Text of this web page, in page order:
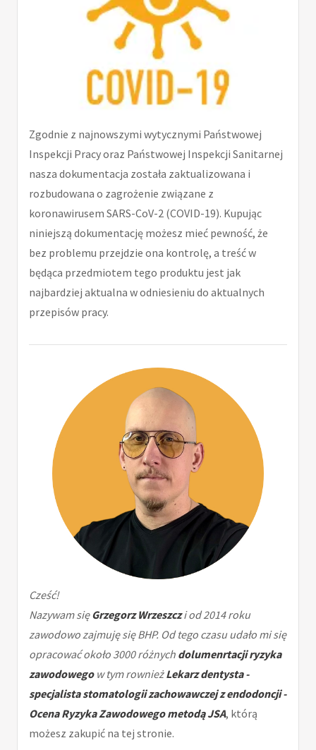
Zgodnie z najnowszymi wytycznymi Państwowej
Inspekcji Pracy oraz Państwowej Inspekcji Sanitarnej
nasza dokumentacja została zaktualizowana i
rozbudowana o zagrożenie związane z
koronawirusem SARS-CoV-2 (COVID-19). Kupując
niniejszą dokumentację możesz mieć pewność, że
bez problemu przejdzie ona kontrolę, a treść w
będąca przedmiotem tego produktu jest jak
najbardziej aktualna w odniesieniu do aktualnych
przepisów pracy.
Cześć!
Nazywam sięGrzegorz Wrzeszczi od 2014 roku
zawodowo zajmuję się BHP. Od tego czasu udało mi się
opracować około 3000 różnych dolumenrtacji ryzyka
zawodowegow tym rownieżLekarz dentysta -
specjalista stomatologii zachowawczej z endodoncji -
Ocena Ryzyka Zawodowego metodą JSA, którą
możesz zakupić na tej stronie.